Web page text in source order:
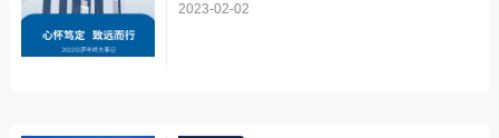
2023-02-02